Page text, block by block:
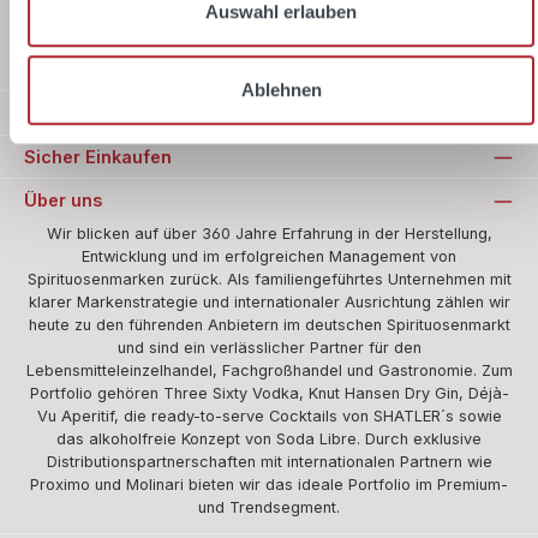
Auswahl erlauben
Ablehnen
Sicher Einkaufen
Über uns
Wir blicken auf über 360 Jahre Erfahrung in der Herstellung,
Entwicklung und im erfolgreichen Management von
Spirituosenmarken zurück. Als familiengeführtes Unternehmen mit
klarer Markenstrategie und internationaler Ausrichtung zählen wir
heute zu den führenden Anbietern im deutschen Spirituosenmarkt
und sind ein verlässlicher Partner für den
Lebensmitteleinzelhandel, Fachgroßhandel und Gastronomie. Zum
Portfolio gehören Three Sixty Vodka, Knut Hansen Dry Gin, Déjà-
Vu Aperitif, die ready-to-serve Cocktails von SHATLER´s sowie
das alkoholfreie Konzept von Soda Libre. Durch exklusive
Distributionspartnerschaften mit internationalen Partnern wie
Proximo und Molinari bieten wir das ideale Portfolio im Premium-
und Trendsegment.